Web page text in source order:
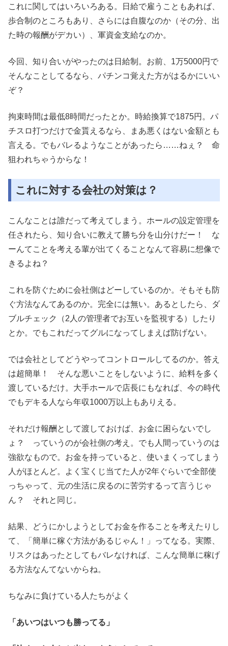
これに関してはいろいろある。日給で雇うこともあれば、
歩合制のところもあり、さらには自腹なのか（その分、出
た時の報酬がデカい）、軍資金支給なのか。
今回、知り合いがやったのは日給制。お前、1万5000円で
そんなことしてるなら、パチンコ覚えた方がはるかにいい
ぞ？
拘束時間は最低8時間だったとか。時給換算で1875円。パ
チスロ打つだけで金貰えるなら、まあ悪くはない金額とも
言える。でもバレるようなことがあったら……ねぇ？ 命
狙われちゃうからな！
これに対する会社の対策は？
こんなことは誰だって考えてしまう。ホールの設定管理を
任されたら、知り合いに教えて勝ち分を山分けだー！ な
ーんてことを考える輩が出てくることなんて容易に想像で
きるよね？
これを防ぐために会社側はどーしているのか。そもそも防
ぐ方法なんてあるのか。完全には無い。あるとしたら、ダ
ブルチェック（2人の管理者でお互いを監視する）したり
とか。でもこれだってグルになってしまえば防げない。
では会社としてどうやってコントロールしてるのか。答え
は超簡単！ そんな悪いことをしないように、給料を多く
渡しているだけ。大手ホールで店長にもなれば、今の時代
でもデキる人なら年収1000万以上もありえる。
それだけ報酬として渡しておけば、お金に困らないでし
ょ？ っていうのが会社側の考え。でも人間っていうのは
強欲なもので。お金を持っていると、使いまくってしまう
人がほとんど。よく宝くじ当てた人が2年ぐらいで全部使
っちゃって、元の生活に戻るのに苦労するって言うじゃ
ん？ それと同じ。
結果、どうにかしようとしてお金を作ることを考えたりし
て、「簡単に稼ぐ方法があるじゃん！」ってなる。実際、
リスクはあったとしてもバレなければ、こんな簡単に稼げ
る方法なんてないからね。
ちなみに負けている人たちがよく
「あいつはいつも勝ってる」